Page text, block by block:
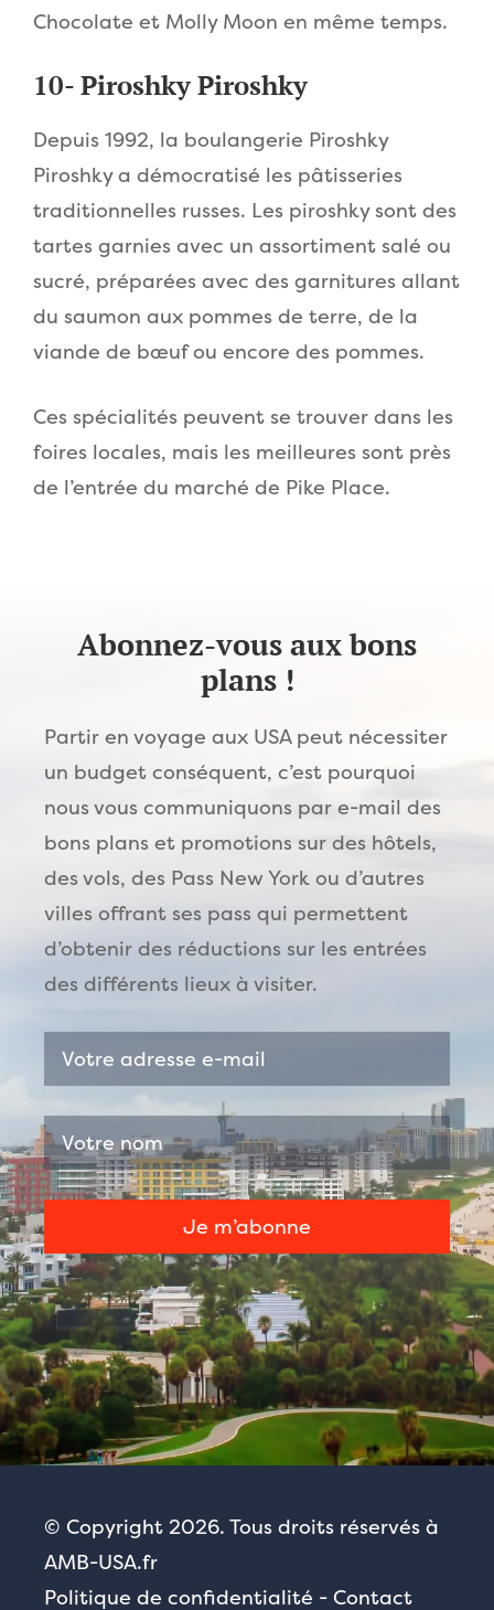
Chocolate et Molly Moon en même temps.
10- Piroshky Piroshky
Depuis 1992, la boulangerie Piroshky
Piroshky a démocratisé les pâtisseries
traditionnelles russes. Les piroshky sont des
tartes garnies avec un assortiment salé ou
sucré, préparées avec des garnitures allant
du saumon aux pommes de terre, de la
viande de bœuf ou encore des pommes.
Ces spécialités peuvent se trouver dans les
foires locales, mais les meilleures sont près
de l’entrée du marché de Pike Place.
Abonnez-vous aux bons
plans !
Partir en voyage aux USA peut nécessiter
un budget conséquent, c’est pourquoi
nous vous communiquons par e-mail des
bons plans et promotions sur des hôtels,
des vols, des Pass New York ou d’autres
villes offrant ses pass qui permettent
d’obtenir des réductions sur les entrées
des différents lieux à visiter.
© Copyright 2026. Tous droits réservés à
AMB-USA.fr
Politique de confidentialité - Contact